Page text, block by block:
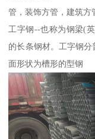
管，装饰方管，建筑方
工字钢--也称为钢梁(
的长条钢材。工字钢
面形状为槽形的型钢